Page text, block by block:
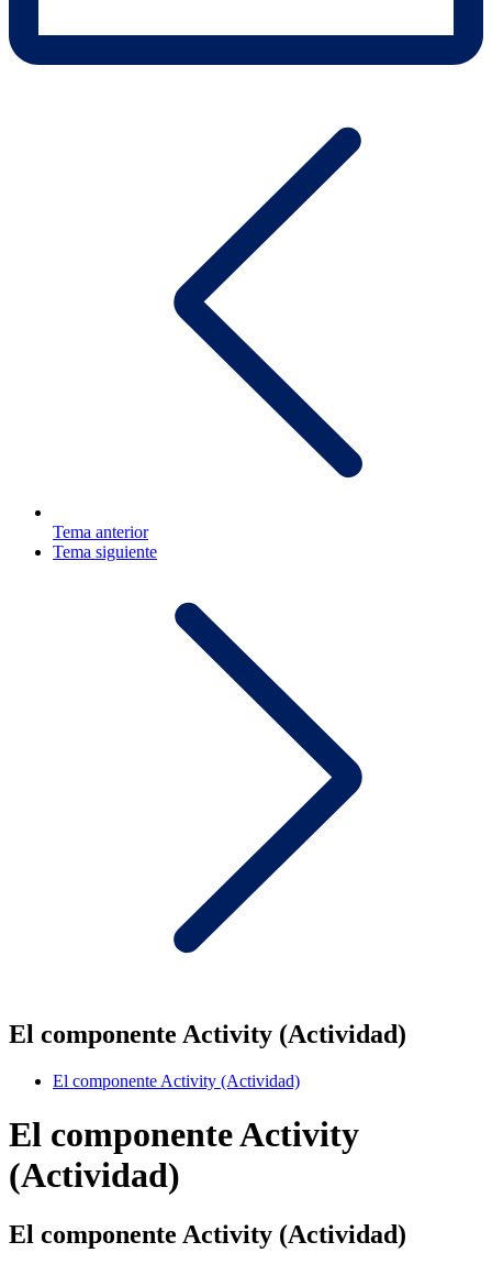
Tema anterior
Tema siguiente
El componente Activity (Actividad)
El componente Activity (Actividad)
El componente Activity
(Actividad)
El componente Activity (Actividad)